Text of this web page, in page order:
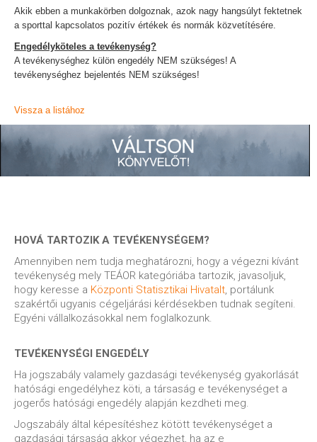
Akik ebben a munkakörben dolgoznak, azok nagy hangsúlyt fektetnek
a sporttal kapcsolatos pozitív értékek és normák közvetítésére.
Engedélyköteles a tevékenység?
A tevékenységhez külön engedély NEM szükséges! A
tevékenységhez bejelentés NEM szükséges!
Vissza a listához
HOVÁ TARTOZIK A TEVÉKENYSÉGEM?
Amennyiben nem tudja meghatározni, hogy a végezni kívánt
tevékenység mely TEÁOR kategóriába tartozik, javasoljuk,
hogy keresse a Központi Statisztikai Hivatalt , portálunk
szakértői ugyanis cégeljárási kérdésekben tudnak segíteni.
Egyéni vállalkozásokkal nem foglalkozunk.
TEVÉKENYSÉGI ENGEDÉLY
Ha jogszabály valamely gazdasági tevékenység gyakorlását
hatósági engedélyhez köti, a társaság e tevékenységet a
jogerős hatósági engedély alapján kezdheti meg.
Jogszabály által képesítéshez kötött tevékenységet a
gazdasági társaság akkor végezhet, ha az e